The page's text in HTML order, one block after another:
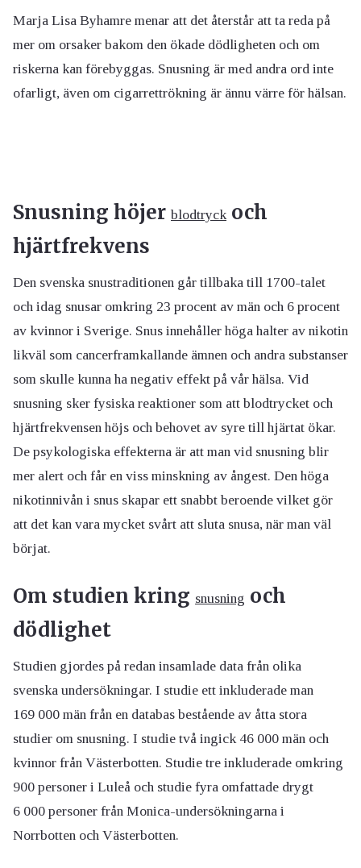
Marja Lisa Byhamre menar att det återstår att ta reda på
mer om orsaker bakom den ökade dödligheten och om
riskerna kan förebyggas. Snusning är med andra ord inte
ofarligt, även om cigarrettrökning är ännu värre för hälsan.
Snusning höjer blodtryckoch
hjärtfrekvens
Den svenska snustraditionen går tillbaka till 1700-talet
och idag snusar omkring 23 procent av män och 6 procent
av kvinnor i Sverige. Snus innehåller höga halter av nikotin
likväl som cancerframkallande ämnen och andra substanser
som skulle kunna ha negativ effekt på vår hälsa. Vid
snusning sker fysiska reaktioner som att blodtrycket och
hjärtfrekvensen höjs och behovet av syre till hjärtat ökar.
De psykologiska effekterna är att man vid snusning blir
mer alert och får en viss minskning av ångest. Den höga
nikotinnivån i snus skapar ett snabbt beroende vilket gör
att det kan vara mycket svårt att sluta snusa, när man väl
börjat.
Om studien kring snusning och
dödlighet
Studien gjordes på redan insamlade data från olika
svenska undersökningar. I studie ett inkluderade man
169 000 män från en databas bestående av åtta stora
studier om snusning. I studie två ingick 46 000 män och
kvinnor från Västerbotten. Studie tre inkluderade omkring
900 personer i Luleå och studie fyra omfattade drygt
6 000 personer från Monica-undersökningarna i
Norrbotten och Västerbotten.